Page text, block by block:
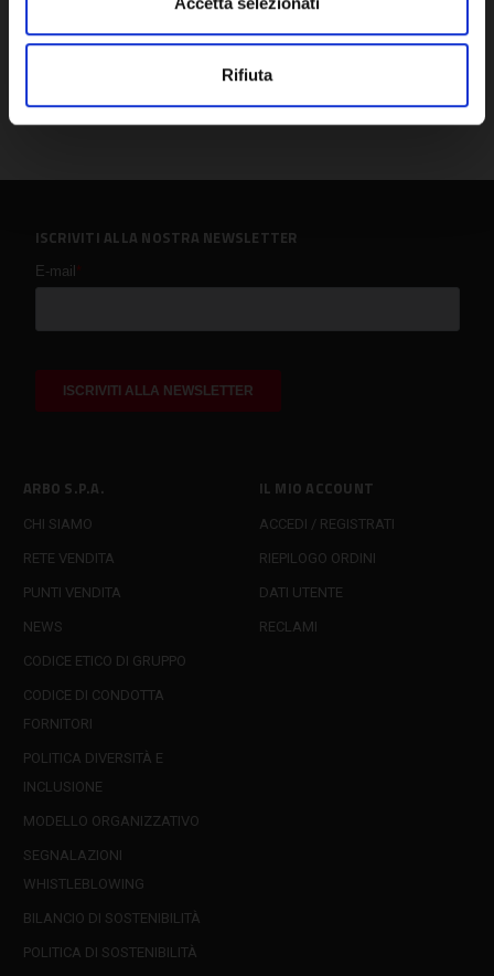
Rifiuta
ARBO S.P.A.
CHI SIAMO
RETE VENDITA
PUNTI VENDITA
NEWS
CODICE ETICO DI GRUPPO
CODICE DI CONDOTTA
FORNITORI
POLITICA DIVERSITÀ E
INCLUSIONE
MODELLO ORGANIZZATIVO
SEGNALAZIONI
WHISTLEBLOWING
BILANCIO DI SOSTENIBILITÀ
POLITICA DI SOSTENIBILITÀ
IL MIO ACCOUNT
ACCEDI / REGISTRATI
RIEPILOGO ORDINI
DATI UTENTE
RECLAMI
ISCRIVITI ALLA NOSTRA NEWSLETTER